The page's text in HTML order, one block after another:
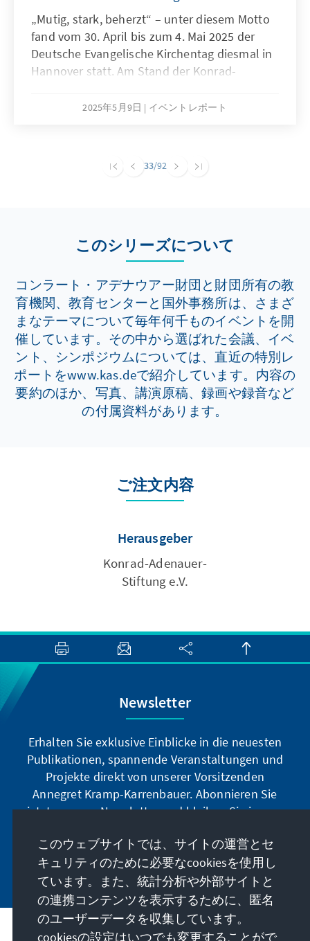
„Mutig, stark, beherzt“ – unter diesem Motto
fand vom 30. April bis zum 4. Mai 2025 der
Deutsche Evangelische Kirchentag diesmal in
Hannover statt. Am Stand der Konrad-
„Markt der Möglichkeiten“ kamen
2025年5月9日 イベントレポート
33/92
このシリーズについて
コンラート・アデナウアー財団と財団所有の教
育機関、教育センターと国外事務所は、さまざ
まなテーマについて毎年何千ものイベントを開
催しています。その中から選ばれた会議、イベ
ント、シンポジウムについては、直近の特別レ
ポートをwww.kas.deで紹介しています。内容の
要約のほか、写真、講演原稿、録画や録音など
の付属資料があります。
ご注文内容
Herausgeber
Konrad-Adenauer-
Stiftung e.V.
Newsletter
Erhalten Sie exklusive Einblicke in die neuesten
Publikationen, spannende Veranstaltungen und
Projekte direkt von unserer Vorsitzenden
Annegret Kramp-Karrenbauer. Abonnieren Sie
jetzt unseren Newsletter und bleiben Sie immer
Jetzt abonnieren
私たちのミッション
このウェブサイトでは、サイトの運営とセ
キュリティのために必要なcookiesを使用し
ています。また、統計分析や外部サイトと
の連携コンテンツを表示するために、匿名
のユーザーデータを収集しています。
cookiesの設定はいつでも変更することがで